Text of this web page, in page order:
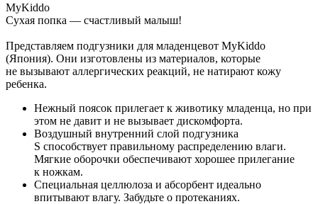
MyKiddo
Сухая попка — счастливый малыш!
Представляем подгузники для младенцевот MyKiddo
(Япония). Они изготовлены из материалов, которые
не вызывают аллергических реакций, не натирают кожу
ребенка.
Нежный поясок прилегает к животику младенца, но при
этом не давит и не вызывает дискомфорта.
Воздушный внутренний слой подгузника
S способствует правильному распределению влаги.
Мягкие оборочки обеспечивают хорошее прилегание
к ножкам.
Специальная целлюлоза и абсорбент идеально
впитывают влагу. Забудьте о протеканиях.